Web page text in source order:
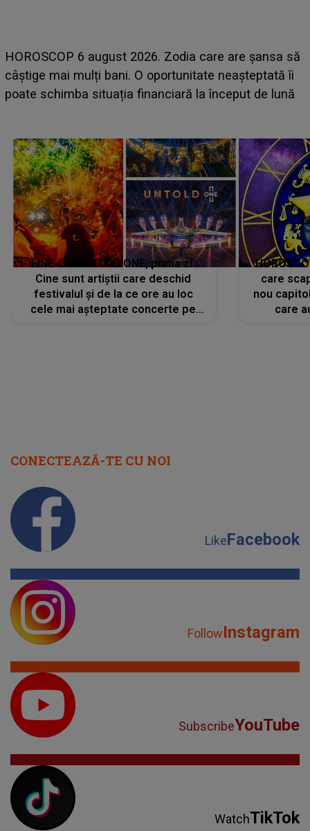
șansa să
îi
de lună
LINE-UP UNTOLD ONE, ziua 2. La ce oră
scena principală a festivalului Zara
suedeză a ajuns deja în România și s-a
LINE-UP UNTOLD ONE, prima zi.
Cine sunt artiștii care deschid
festivalul și de la ce ore au loc
cele mai așteptate concerte pe
care
nou
care
CONECTEAZĂ-TE CU NOI
LikeFacebook
FollowInstagram
SubscribeYouTube
WatchTikTok